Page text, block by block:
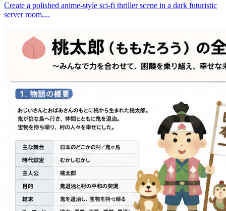
Create a polished anime-style sci-fi thriller scene in a dark futuristic
server room....